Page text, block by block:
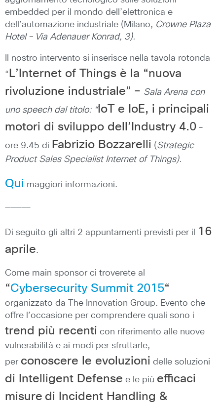
embedded per il mondo dell’elettronica e
dell’automazione industriale (Milano, Crowne Plaza
Hotel – Via Adenauer Konrad, 3).
Il nostro intervento si inserisce nella tavola rotonda
“ L’Internet of Things è la “nuova
rivoluzione industriale” – Sala Arena con
uno speech dal titolo: “IoT e IoE, i principali
motori di sviluppo dell’Industry 4.0 –
ore 9.45 di Fabrizio Bozzarelli (Strategic
Product Sales Specialist Internet of Things).
Qui maggiori informazioni.
————–
Di seguito gli altri 2 appuntamenti previsti per il
16
aprile.
Come main sponsor ci troverete al
“Cybersecurity Summit 2015“
organizzato da The Innovation Group. Evento che
offre l’occasione per comprendere quali sono i
trend più recenti con riferimento alle nuove
vulnerabilità e ai modi per sfruttarle,
per conoscere le evoluzioni delle soluzioni
di Intelligent Defense e le più efficaci
misure di Incident Handling &